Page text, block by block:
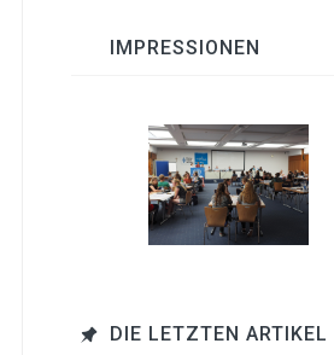
IMPRESSIONEN
DIE LETZTEN ARTIKEL